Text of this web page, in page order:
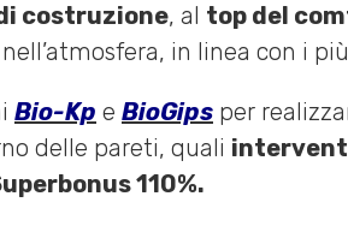
costruzione, al top del
in linea con i
Bio-Kp e BioGips per
delle pareti, quali
110%.